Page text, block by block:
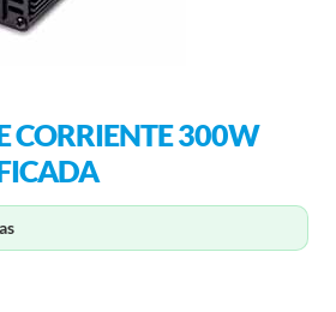
CORRIENTE 300W